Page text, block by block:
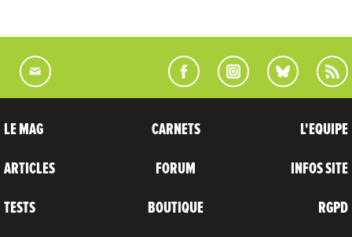
LE MAG
ARTICLES
TESTS
CARNETS
FORUM
BOUTIQUE
L'EQUIPE
INFOS SITE
RGPD